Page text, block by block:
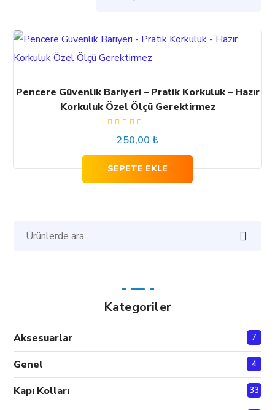
Pencere Güvenlik Bariyeri – Pratik Korkuluk – Hazır
Korkuluk Özel Ölçü Gerektirmez
üzerinden
4.60oy
250,00 ₺
SEPETE EKLE
Kategoriler
Aksesuarlar 7
Genel 4
Kapı Kolları 33